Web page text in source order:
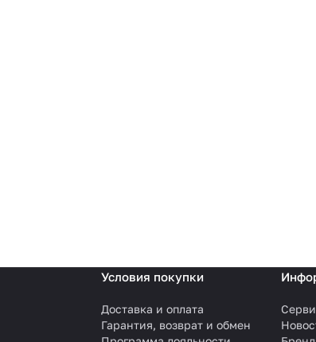
Условия покупки
Доставка и оплата
Гарантия, возврат и обмен